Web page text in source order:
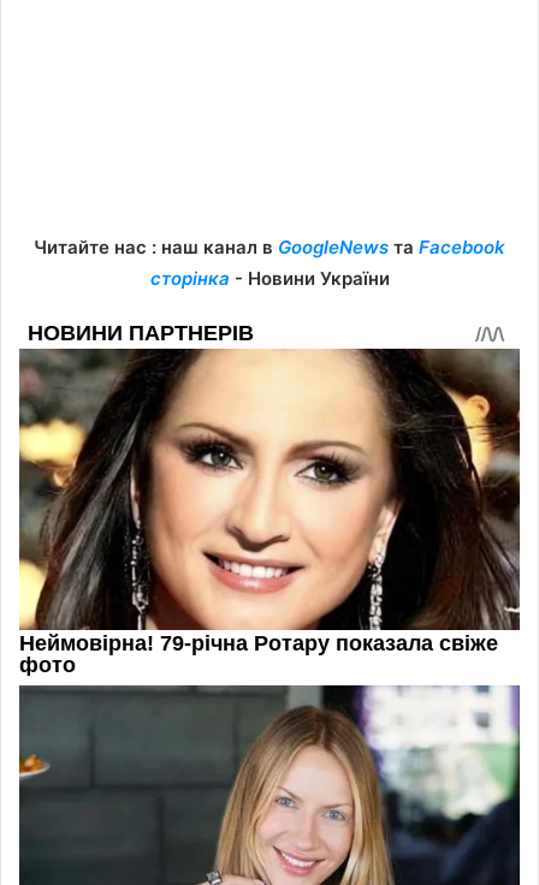
Читайте нас : наш канал в GoogleNews та Facebook
сторінка - Новини України